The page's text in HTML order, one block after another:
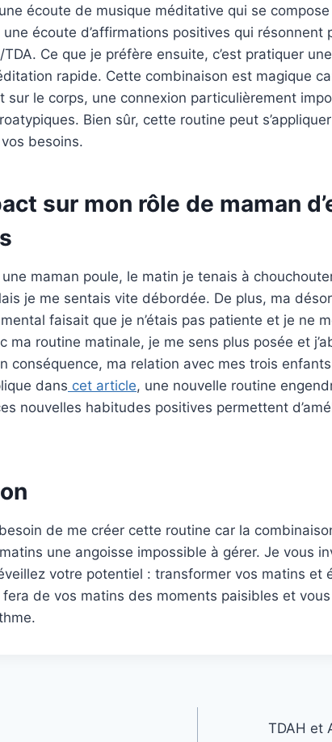
écoute de musique méditative qui se
écoute d’affirmations positives qui résonnent
Ce que je préfère ensuite, c’est pratiquer
rapide. Cette combinaison est magique
sur le corps, une connexion particulièrement
Bien sûr, cette routine peut
besoins.
sur mon rôle de maman
maman poule, le matin je tenais à
je me sentais vite débordée. De plus, ma
faisait que je n’étais pas patiente et je ne
ma routine matinale, je me sens plus posée et
conséquence, ma relation avec mes trois
dans cet article, une nouvelle routine
nouvelles habitudes positives permettent
de me créer cette routine car la
une angoisse impossible à gérer. Je vous
votre potentiel : transformer vos matins et
fera de vos matins des moments paisibles et
TDAH et